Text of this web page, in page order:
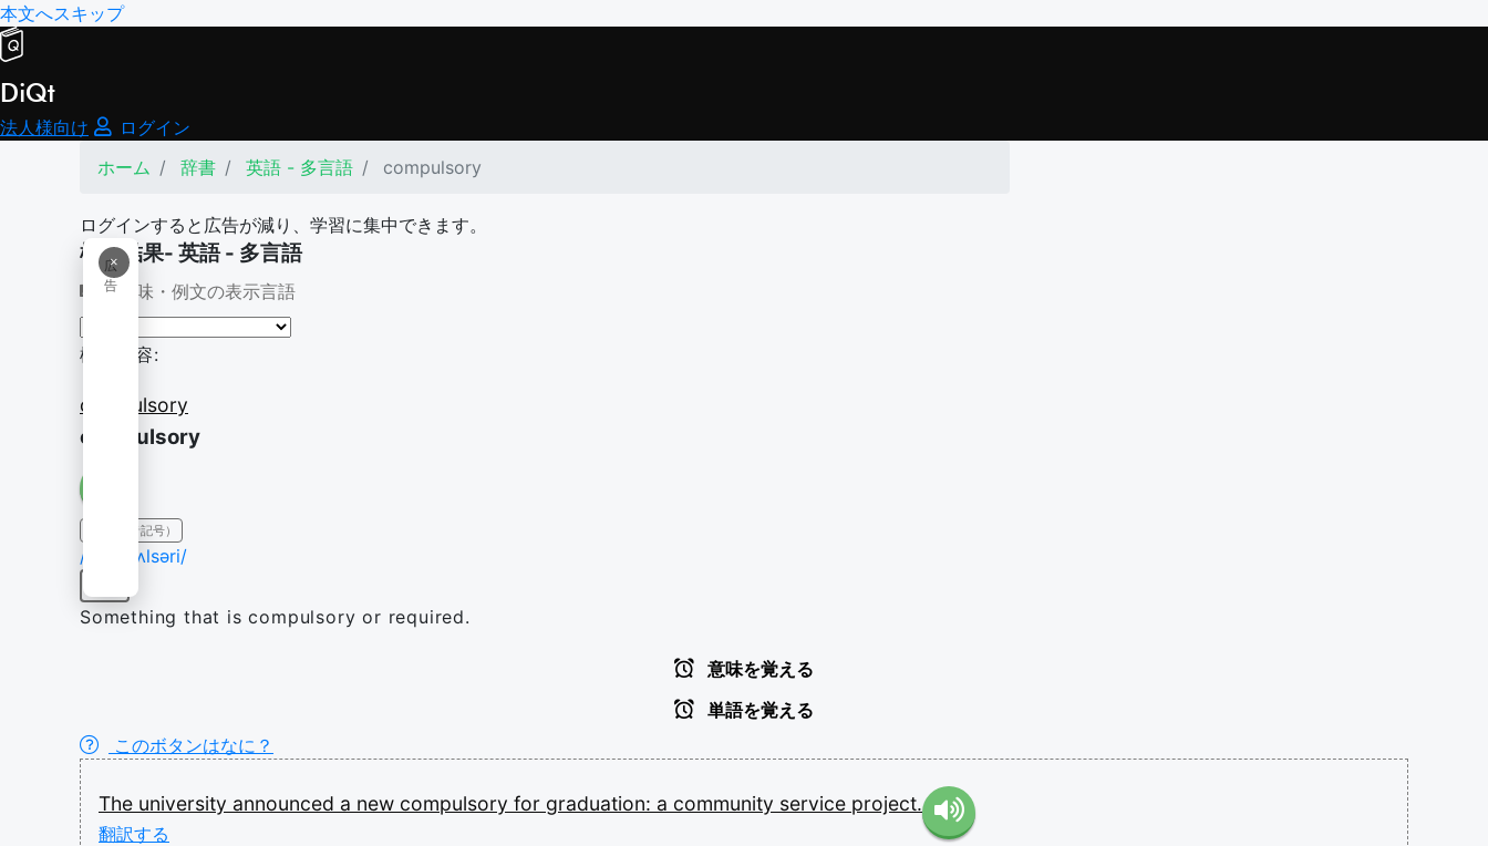
本文へスキップ
DiQt
法人様向け
ログイン
ホーム
辞書 英語 - 多言語 compulsory
ログインすると広告が減り、学習に集中できます。
×
広
告
検索結果- 英語 - 多言語
意味・例文の表示言語
検索内容:
compulsory
compulsory
IPA（発音記号）
/kəmˈpʌlsəri/
Something that is compulsory or required.
意味を覚える
単語を覚える
このボタンはなに？
The university announced a new compulsory for graduation: a community service project.
翻訳する